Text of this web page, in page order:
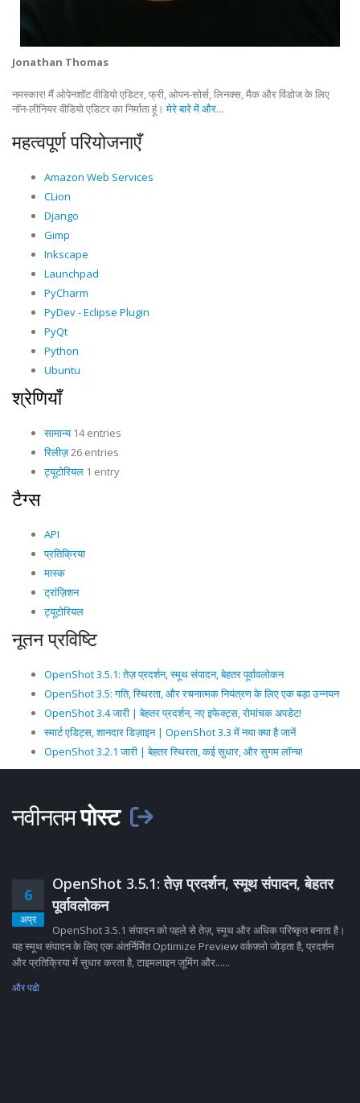
Jonathan Thomas
नमस्कार! मैं ओपेनशॉट वीडियो एडिटर, फ्री, ओपन-सोर्स, लिनक्स, मैक और विंडोज के लिए
नॉन-लीनियर वीडियो एडिटर का निर्माता हूं।मेरे बारे में और...
महत्वपूर्ण परियोजनाएँ
Amazon Web Services
CLion
Django
Gimp
Inkscape
Launchpad
PyCharm
PyDev - Eclipse Plugin
PyQt
Python
Ubuntu
श्रेणियाँ
सामान्य14 entries
रिलीज़26 entries
ट्यूटोरियल 1 entry
टैग्स
API
प्रतिक्रिया
मास्क
ट्रांज़िशन
ट्यूटोरियल
नूतन प्रविष्टि
OpenShot 3.5.1: तेज़ प्रदर्शन, स्मूथ संपादन, बेहतर पूर्वावलोकन
OpenShot 3.5: गति, स्थिरता, और रचनात्मक नियंत्रण के लिए एक बड़ा उन्नयन
OpenShot 3.4 जारी | बेहतर प्रदर्शन, नए इफेक्ट्स, रोमांचक अपडेट!
स्मार्ट एडिट्स, शानदार डिज़ाइन | OpenShot 3.3 में नया क्या है जानें
OpenShot 3.2.1 जारी | बेहतर स्थिरता, कई सुधार, और सुगम लॉन्च!
नवीनतमपोस्ट
6
अप्र
OpenShot 3.5.1: तेज़ प्रदर्शन, स्मूथ संपादन, बेहतर
पूर्वावलोकन
OpenShot 3.5.1 संपादन को पहले से तेज़, स्मूथ और अधिक परिष्कृत बनाता है।
यह स्मूथ संपादन के लिए एक अंतर्निर्मित Optimize Preview वर्कफ़्लो जोड़ता है, प्रदर्शन
और प्रतिक्रिया में सुधार करता है, टाइमलाइन ज़ूमिंग और......
और पढो